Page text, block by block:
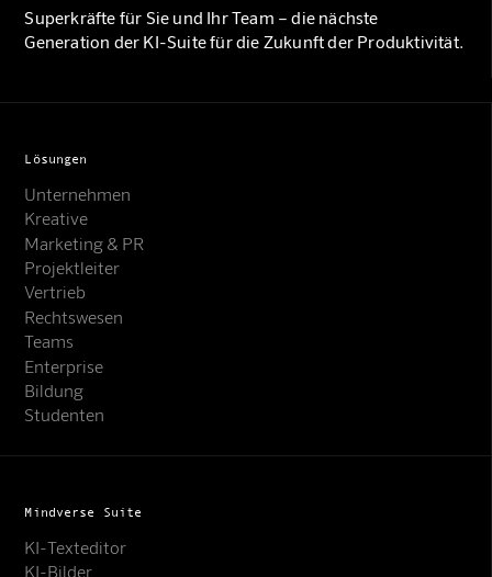
Superkräfte für Sie und Ihr Team – die nächste
Generation der KI-Suite für die Zukunft der Produktivität.
Lösungen
Unternehmen
Kreative
Marketing & PR
Projektleiter
Vertrieb
Rechtswesen
Teams
Enterprise
Bildung
Studenten
Mindverse Suite
KI-Texteditor
KI-Bilder